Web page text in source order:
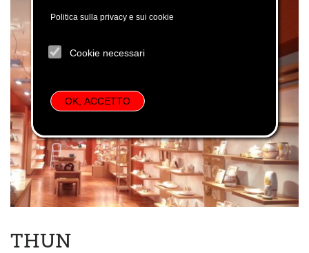
THUN
Politica sulla privacy e sui cookie
Cookie necessari
OK, ACCETTO